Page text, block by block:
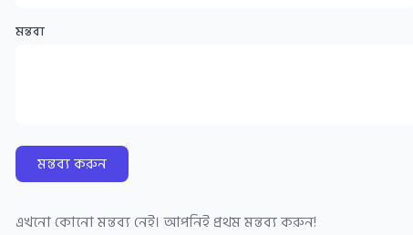
মন্তব্য
মন্তব্য করুন
এখনো কোনো মন্তব্য নেই। আপনিই প্রথম মন্তব্য করুন!